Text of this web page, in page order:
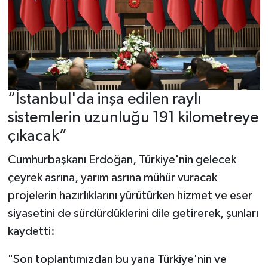
“İstanbul'da inşa edilen raylı
sistemlerin uzunluğu 191 kilometreye
çıkacak”
Cumhurbaşkanı Erdoğan, Türkiye'nin gelecek
çeyrek asrına, yarım asrına mühür vuracak
projelerin hazırlıklarını yürütürken hizmet ve eser
siyasetini de sürdürdüklerini dile getirerek, şunları
kaydetti:
"Son toplantımızdan bu yana Türkiye'nin ve